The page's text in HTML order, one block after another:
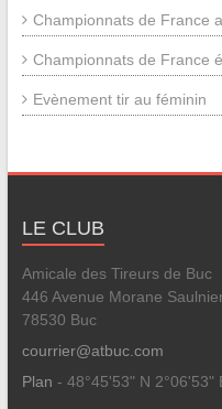
Championnats de France
Championnats de France
Evènement tir au féminin
LE CLUB
Amicale des Tireurs de Buc
446 Avenue Morane
78530 Buc
courrier@atbuc.com
Plan - 48°45'53" N 2°06'53"